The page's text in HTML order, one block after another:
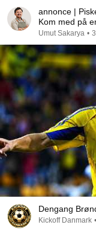
annonce |
Kom med på
(VLOG)
Umut Sakarya •
Dengang
Kickoff Danmark •